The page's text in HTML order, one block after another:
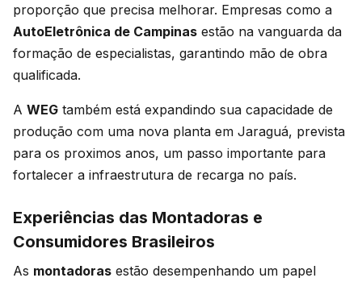
proporção que precisa melhorar. Empresas como a
AutoEletrônica de Campinas estão na vanguarda da
formação de especialistas, garantindo mão de obra
qualificada.
A WEG também está expandindo sua capacidade de
produção com uma nova planta em Jaraguá, prevista
para os proximos anos, um passo importante para
fortalecer a infraestrutura de recarga no país.
Experiências das Montadoras e
Consumidores Brasileiros
As montadoras estão desempenhando um papel